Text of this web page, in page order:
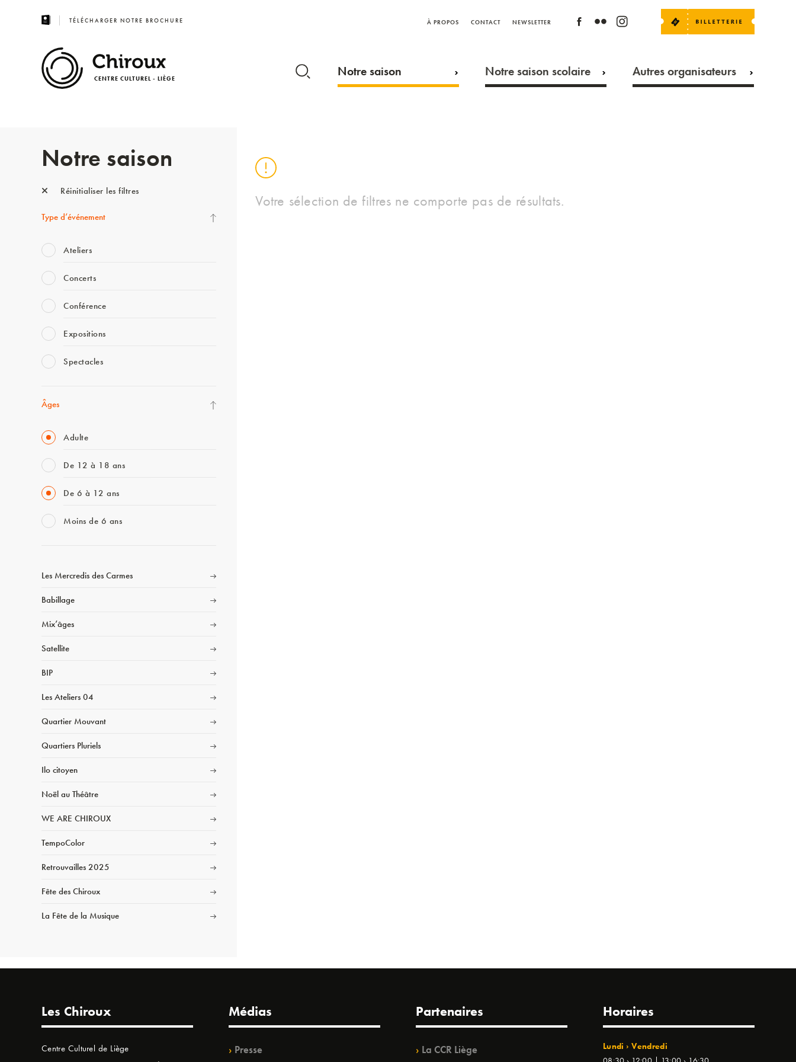
TÉLÉCHARGER NOTRE BROCHURE À PROPOS CONTACT NEWSLETTER
CENTRE CULTUREL - LIÈGE Notre saison Notre saison scolaire Autres organisateurs
Notre saison
Réinitialiser les filtres
Type d’événement
Ateliers
Concerts
Conférence
Expositions
Spectacles
Âges
Adulte
De 12 à 18 ans
De 6 à 12 ans
Moins de 6 ans
Les Mercredis des Carmes
Babillage
Mix’âges
Satellite
BIP
Les Ateliers 04
Quartier Mouvant
Quartiers Pluriels
Ilo citoyen
Noël au Théâtre
WE ARE CHIROUX
TempoColor
Retrouvailles 2025
Fête des Chiroux
La Fête de la Musique
Votre sélection de filtres ne comporte pas de résultats.
Les Chiroux
Centre Culturel de Liège
Médias
Presse
Partenaires
La CCR Liège
Horaires
Lundi › Vendredi